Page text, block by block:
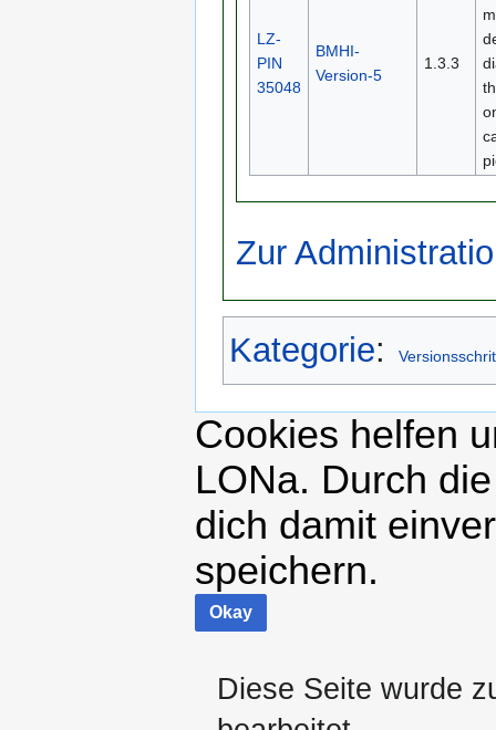
LZ-
PIN
35048
BMHI-
Version-5
1.3.3
Zur
Kategorie:
Cookies helfen
LONa. Durch
dich damit
speichern.
Okay
Diese Seite wurde